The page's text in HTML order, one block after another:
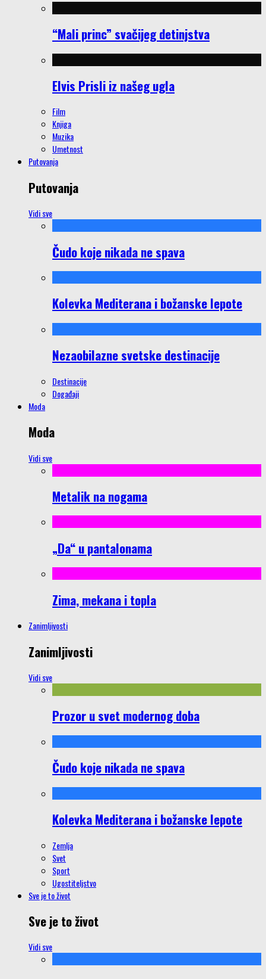
“Mali princ” svačijeg detinjstva
Elvis Prisli iz našeg ugla
Film
Knjiga
Muzika
Umetnost
Putovanja
Putovanja
Vidi sve
Čudo koje nikada ne spava
Kolevka Mediterana i božanske lepote
Nezaobilazne svetske destinacije
Destinacije
Događaji
Moda
Moda
Vidi sve
Metalik na nogama
„Da“ u pantalonama
Zima, mekana i topla
Zanimljivosti
Zanimljivosti
Vidi sve
Prozor u svet modernog doba
Čudo koje nikada ne spava
Kolevka Mediterana i božanske lepote
Zemlja
Svet
Sport
Ugostiteljstvo
Sve je to život
Sve je to život
Vidi sve